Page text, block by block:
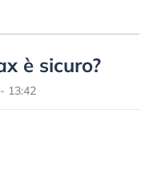
è sicuro?
13:42